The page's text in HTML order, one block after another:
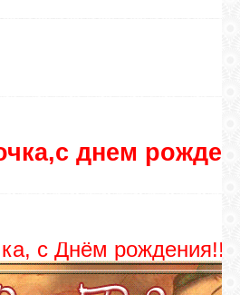
днем
с Днём рождения!!!